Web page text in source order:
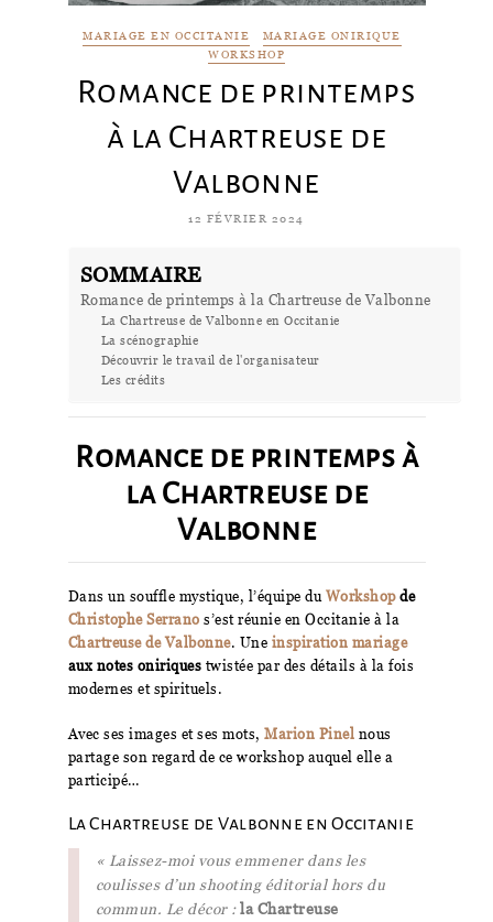
MARIAGE EN OCCITANIE
MARIAGE ONIRIQUE
WORKSHOP
Romance de printemps
à la Chartreuse de
Valbonne
12 FÉVRIER 2024
SOMMAIRE
Romance de printemps à la Chartreuse de Valbonne
La Chartreuse de Valbonne en Occitanie
La scénographie
Découvrir le travail de l'organisateur
Les crédits
Romance de printemps à
la Chartreuse de
Valbonne
Dans un souffle mystique, l’équipe duWorkshopde
Christophe Serrano s’est réunie en Occitanie à la
Chartreuse de Valbonne. Une inspiration mariage
aux notes oniriques twistée par des détails à la fois
modernes et spirituels.
Avec ses images et ses mots, Marion Pinel nous
partage son regard de ce workshop auquel elle a
participé…
La Chartreuse de Valbonne en Occitanie
« Laissez-moi vous emmener dans les
coulisses d’un shooting éditorial hors du
commun. Le décor :la Chartreuse